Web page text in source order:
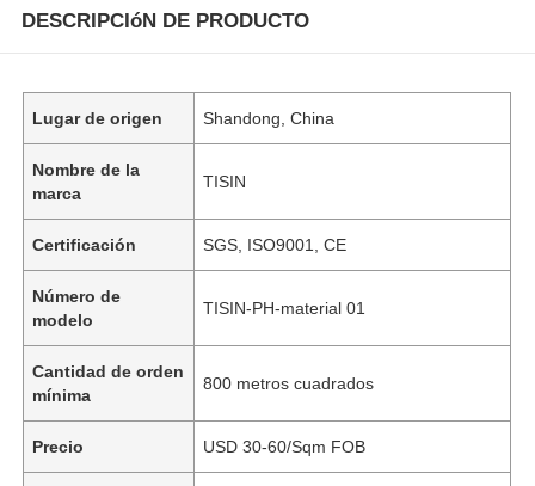
DESCRIPCIóN DE PRODUCTO
Lugar de origen Shandong, China
Nombre de la
marca
TISIN
Certificación SGS, ISO9001, CE
Número de
modelo
TISIN-PH-material 01
Cantidad de orden
mínima
800 metros cuadrados
Precio USD 30-60/Sqm FOB